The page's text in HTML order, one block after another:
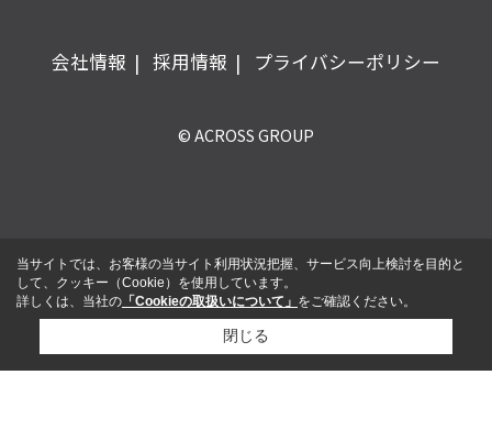
会社情報 採用情報 プライバシーポリシー
© ACROSS GROUP
当サイトでは、お客様の当サイト利用状況把握、サービス向上検討を目的と
して、クッキー（Cookie）を使用しています。
詳しくは、当社の 「Cookieの取扱いについて」 をご確認ください。
閉じる